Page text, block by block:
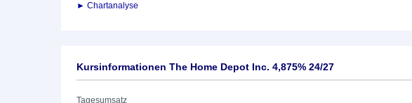
► Chartanalyse
Kursinformationen The Home Depot Inc. 4,875% 24/27
Tagesumsatz